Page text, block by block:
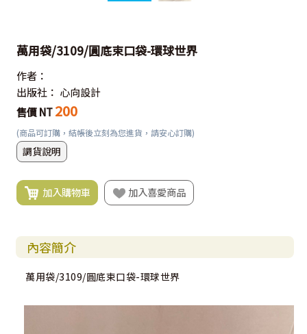
萬用袋/3109/圓底束口袋-環球世界
作者：
出版社： 心向設計
售價 NT 200
(商品可訂購，結帳後立刻為您進貨，請安心訂購)
調貨說明
加入購物車 加入喜愛商品
內容簡介
萬用袋/3109/圓底束口袋-環球世界